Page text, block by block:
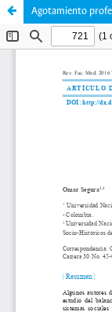
Agotamiento